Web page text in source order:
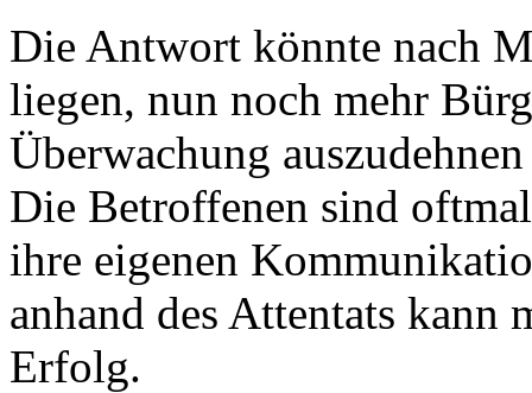
Die Antwort könnte nach
liegen, nun noch mehr
Überwachung
Die Betroffenen sind
ihre eigenen
anhand des Attentats kann
Erfolg.